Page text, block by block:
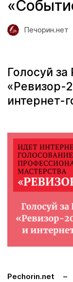
Печорин.нет
Голосуй
«Ревизор-
интернет-
Pechorin.net